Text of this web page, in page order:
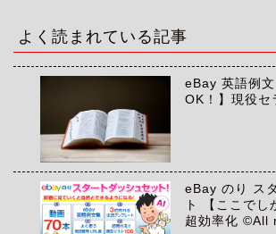
ブ
よく読まれている記事
eBay 英語例
OK！】現役セ
eBay のり ス
ト 【ここで
超効率化 ©All